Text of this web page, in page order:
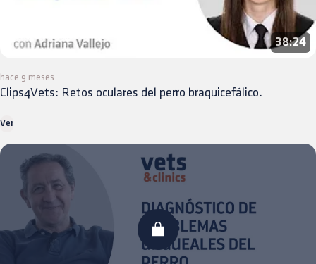
38:24
hace 9 meses
Clips4Vets: Retos oculares del perro braquicefálico.
Ver